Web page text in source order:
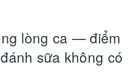
lòng ca — điểm
sữa không có